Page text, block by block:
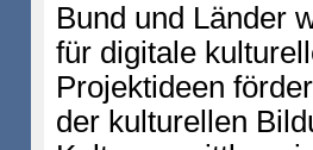
Bund und Länder
für digitale
Projektideen
der kulturellen